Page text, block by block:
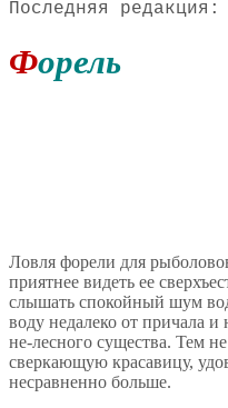
Форель
Ловля форели для
приятнее видеть ее
слышать спокойный шум
воду недалеко от причала и
не-лесного существа. Тем
сверкающую красавицу,
несравненно больше.